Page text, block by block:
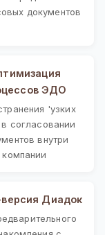
документов
ЭДО
'узких
согласовании
внутри
компании
Диадок